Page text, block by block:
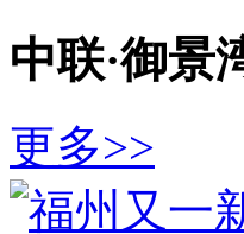
中联·御景
更多>>